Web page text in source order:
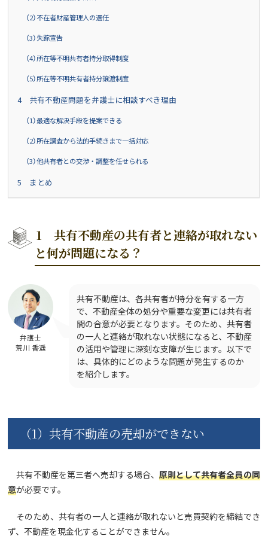
（2）不在者財産管理人の選任
（3）失踪宣告
（4）所在等不明共有者持分取得制度
（5）所在等不明共有者持分譲渡制度
4 共有不動産問題を弁護士に相談すべき理由
（1）最適な解決手段を提案できる
（2）所在調査から法的手続きまで一括対応
（3）他共有者との交渉・調整を任せられる
5 まとめ
1 共有不動産の共有者と連絡が取れない
と何が問題になる？
弁護士
荒川 香遥
共有不動産は、各共有者が持分を有する一方
で、不動産全体の処分や重要な変更には共有者
間の合意が必要となります。そのため、共有者
の一人と連絡が取れない状態になると、不動産
の活用や管理に深刻な支障が生じます。以下で
は、具体的にどのような問題が発生するのか
を紹介します。
（1）共有不動産の売却ができない
共有不動産を第三者へ売却する場合、原則として共有者全員の同
意が必要です。
そのため、共有者の一人と連絡が取れないと売買契約を締結でき
ず、不動産を現金化することができません。